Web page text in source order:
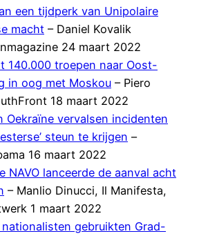
een tijdperk van Unipolaire
macht – Daniel Kovalik
24 maart 2022
140.000 troepen naar Oost-
in oog met Moskou – Piero
18 maart 2022
Oekraïne vervalsen incidenten
steun te krijgen –
16 maart 2022
NAVO lanceerde de aanval acht
– Manlio Dinucci, Il Manifesta,
1 maart 2022
nationalisten gebruikten Grad-